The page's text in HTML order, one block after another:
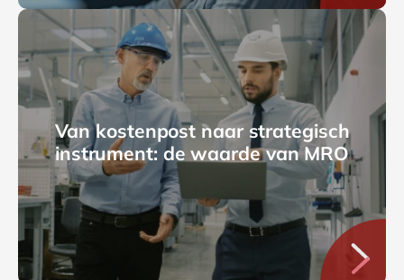
Van kostenpost naar strategisch
instrument: de waarde van MRO